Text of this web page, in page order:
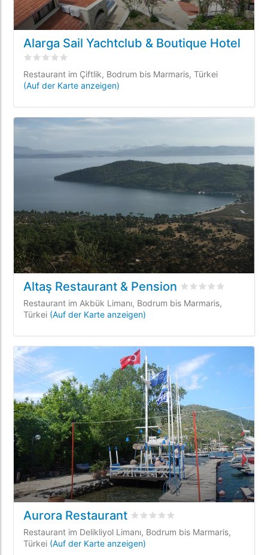
Alarga Sail Yachtclub & Boutique Hotel
bewertet0
Restaurant im Çiftlik, Bodrum bis Marmaris, Türkei
(Auf der Karte anzeigen)
Altaş Restaurant & Pension bewertet0
Restaurant im Akbük Limanı, Bodrum bis Marmaris,
Türkei (Auf der Karte anzeigen)
Aurora Restaurant bewertet0
Restaurant im Delikliyol Limanı, Bodrum bis Marmaris,
Türkei (Auf der Karte anzeigen)